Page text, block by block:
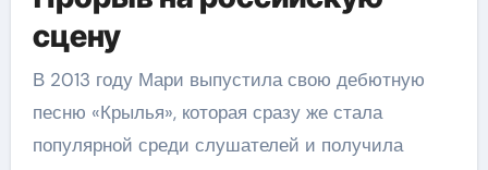
сцену
В 2013 году Мари выпустила свою дебютную
песню «Крылья», которая сразу же стала
популярной среди слушателей и получила